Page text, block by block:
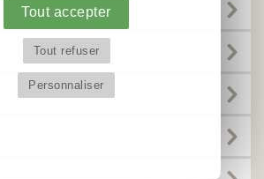
Tout accepter
Tout refuser
Personnaliser